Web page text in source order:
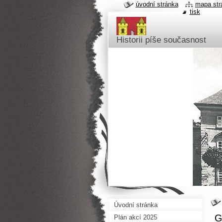
Historii píše současnost
Úvodní stránka
Plán akcí 2025
úvodní stránka mapa
tisk